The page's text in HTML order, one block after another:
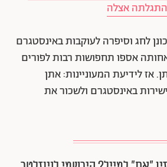
אצלה
לחג וסיפרה לעוקבות באינסטגרם
אספו תחפושות רבות לפורים
אז לידיעת המעוניינות: אתן
באינסטגרם ולשכור את